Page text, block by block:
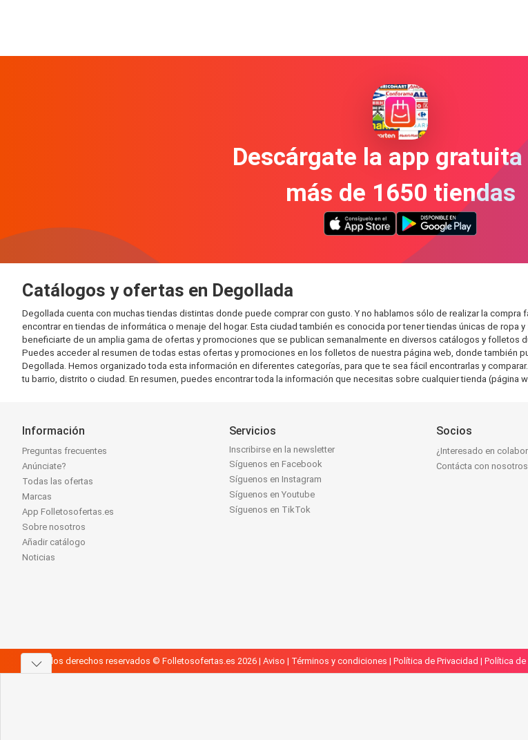
Descárgate la app gratuita
más de 1650 tiendas
Catálogos y ofertas en Degollada
Degollada cuenta con muchas tiendas distintas donde puede comprar con gusto. Y no hablamos sólo de realizar la
encontrar en tiendas de informática o menaje del hogar. Esta ciudad también es conocida por tener tiendas únicas de
beneficiarte de un amplia gama de ofertas y promociones que se publican semanalmente en diversos catálogos y folletos
Puedes acceder al resumen de todas estas ofertas y promociones en los folletos de nuestra página web, donde también
Degollada. Hemos organizado toda esta información en diferentes categorías, para que te sea fácil encontrarlas y
tu barrio, distrito o ciudad. En resumen, puedes encontrar toda la información que necesitas sobre cualquier tienda
Información
Preguntas frecuentes
Anúnciate?
Todas las ofertas
Marcas
App Folletosofertas.es
Sobre nosotros
Añadir catálogo
Noticias
Servicios
Inscribirse en la newsletter
Síguenos en Facebook
Síguenos en Instagram
Síguenos en Youtube
Síguenos en TikTok
Socios
¿Interesado en
Contácta con nosotros
Todos los derechos reservados © Folletosofertas.es 2026 | Aviso | Términos y condiciones | Política de Privacidad | Política